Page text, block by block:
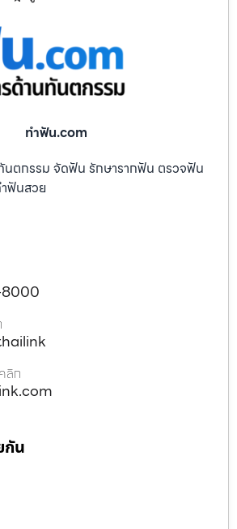
ทําฟัน.com
ตกรรม จัดฟัน รักษารากฟัน ตรวจฟัน
ฟันสวย
ลิก
กัน